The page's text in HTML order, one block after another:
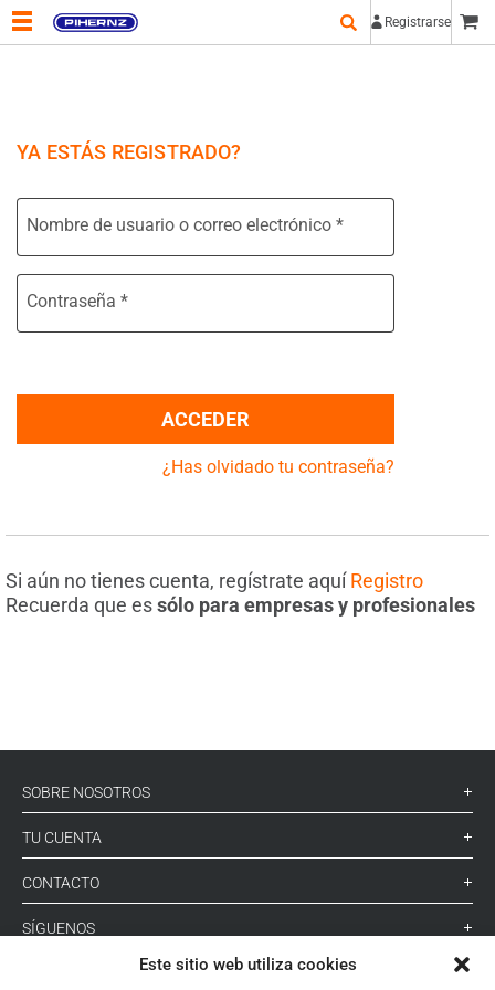
Este sitio web utiliza cookies
Registrarse
YA ESTÁS REGISTRADO?
Nombre de usuario o correo electrónico *
Contraseña *
ACCEDER
¿Has olvidado tu contraseña?
Si aún no tienes cuenta, regístrate aquíRegistro
Recuerda que essólo para empresas y profesionales
SOBRE NOSOTROS
TU CUENTA
CONTACTO
SÍGUENOS